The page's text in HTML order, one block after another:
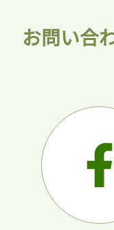
お問い合